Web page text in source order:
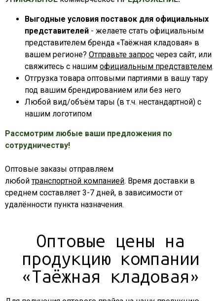
Выгодные условия поставок для официальных
представителей - желаете стать официальным
представителем бренда «Таёжная кладовая» в
вашем регионе? Отправьте запрос через сайт, или
свяжитесь с нашим официальным представтелем.
Отгрузка товара оптовыми партиями в вашу тару
под вашим брендированием или без него
Любой вид/объём тары (в т.ч. нестандартной) с
нашим логотипом
Рассмотрим любые ваши предложения по
сотрудничеству!
Оптовые заказы отправляем
любойтранспортной компанией. Время доставки в
среднем составляет 3-7 дней, в зависимости от
удалённости пункта назначения.
Оптовые цены на
продукцию компании
«Таёжная кладовая»